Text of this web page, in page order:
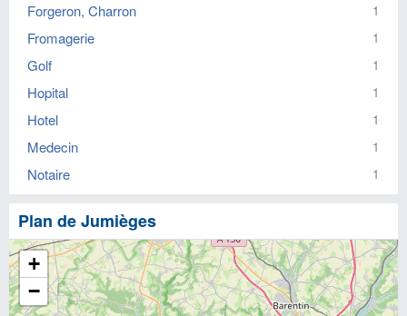
Forgeron, Charron 1
Fromagerie 1
Golf 1
Hopital 1
Hotel 1
Medecin 1
Notaire 1
Plan de Jumièges
+
−